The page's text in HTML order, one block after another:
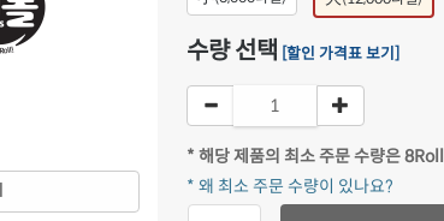
흰색 광택 시치미 열전사라벨
RL050016RVLG리본 필요
흰색 방수 시치미 열전사라벨
은색 방수 열전사라벨
수량 선택 [할인 가격표 보기]
* 해당 제품의 최소 주문 수량은8Roll
* 왜 최소 주문 수량이 있나요?